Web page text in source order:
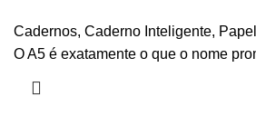
Cadernos, Caderno Inteligente,
O A5 é exatamente o que o nome